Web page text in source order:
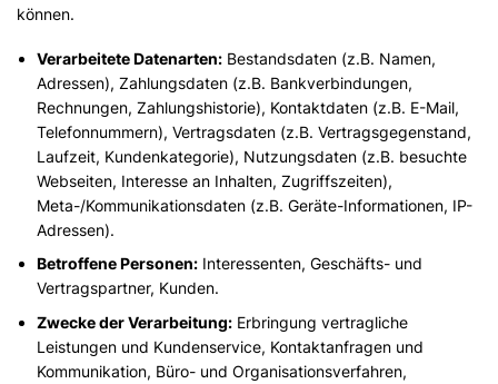
können.
Verarbeitete Datenarten:Bestandsdaten (z.B. Namen,
Adressen), Zahlungsdaten (z.B. Bankverbindungen,
Rechnungen, Zahlungshistorie), Kontaktdaten (z.B. E-Mail,
Telefonnummern), Vertragsdaten (z.B. Vertragsgegenstand,
Laufzeit, Kundenkategorie), Nutzungsdaten (z.B. besuchte
Webseiten, Interesse an Inhalten, Zugriffszeiten),
Meta-/Kommunikationsdaten (z.B. Geräte-Informationen, IP-
Adressen).
Betroffene Personen:Interessenten, Geschäfts- und
Vertragspartner, Kunden.
Zwecke der Verarbeitung:Erbringung vertragliche
Leistungen und Kundenservice, Kontaktanfragen und
Kommunikation, Büro- und Organisationsverfahren,